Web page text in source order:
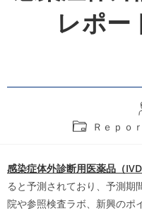
レポー
Post Ｒｅｐｏ
感染症体外診断用医薬品（
ると予測されており、予測期
院や参照検査ラボ、新興のポ